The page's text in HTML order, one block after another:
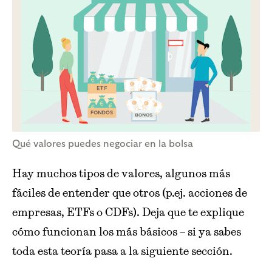
Qué valores puedes negociar en la bolsa
Hay muchos tipos de valores, algunos más
fáciles de entender que otros (p.ej. acciones de
empresas, ETFs o CDFs). Deja que te explique
cómo funcionan los más básicos – si ya sabes
toda esta teoría pasa a la siguiente sección.